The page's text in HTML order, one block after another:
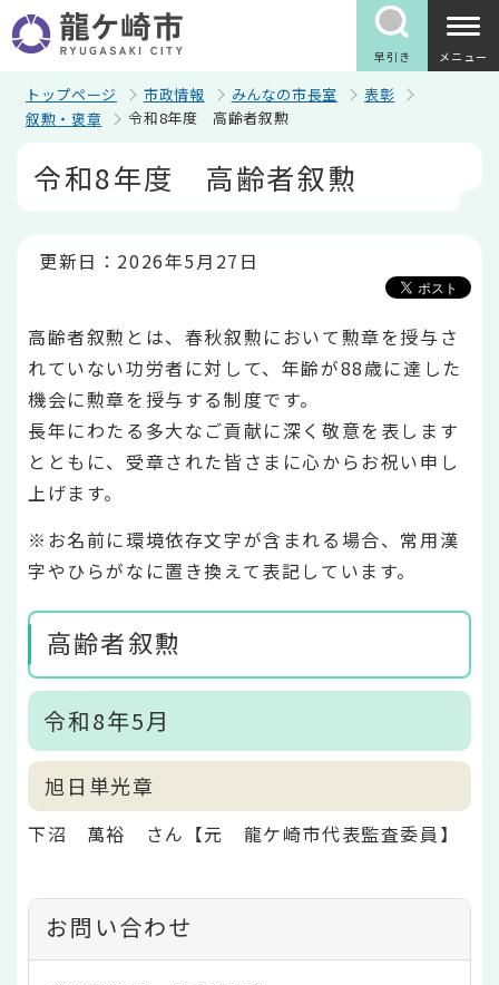
の
ペ
早引き メニュー
トップページ 市政情報 みんなの市長室
表彰
叙勲・褒章
令和8年度 高齢者叙勲
令和8年度 高齢者叙勲
更新日：2026年5月27日
高齢者叙勲とは、春秋叙勲において勲章を授与さ
れていない功労者に対して、年齢が88歳に達した
機会に勲章を授与する制度です。
長年にわたる多大なご貢献に深く敬意を表します
とともに、受章された皆さまに心からお祝い申し
上げます。
※お名前に環境依存文字が含まれる場合、常用漢
字やひらがなに置き換えて表記しています。
高齢者叙勲
令和8年5月
旭日単光章
下沼 萬裕 さん【元 龍ケ崎市代表監査委員】
お問い合わせ